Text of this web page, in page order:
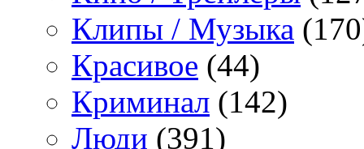
Клипы / Музыка
Красивое (44)
Криминал (142)
Люди (391)